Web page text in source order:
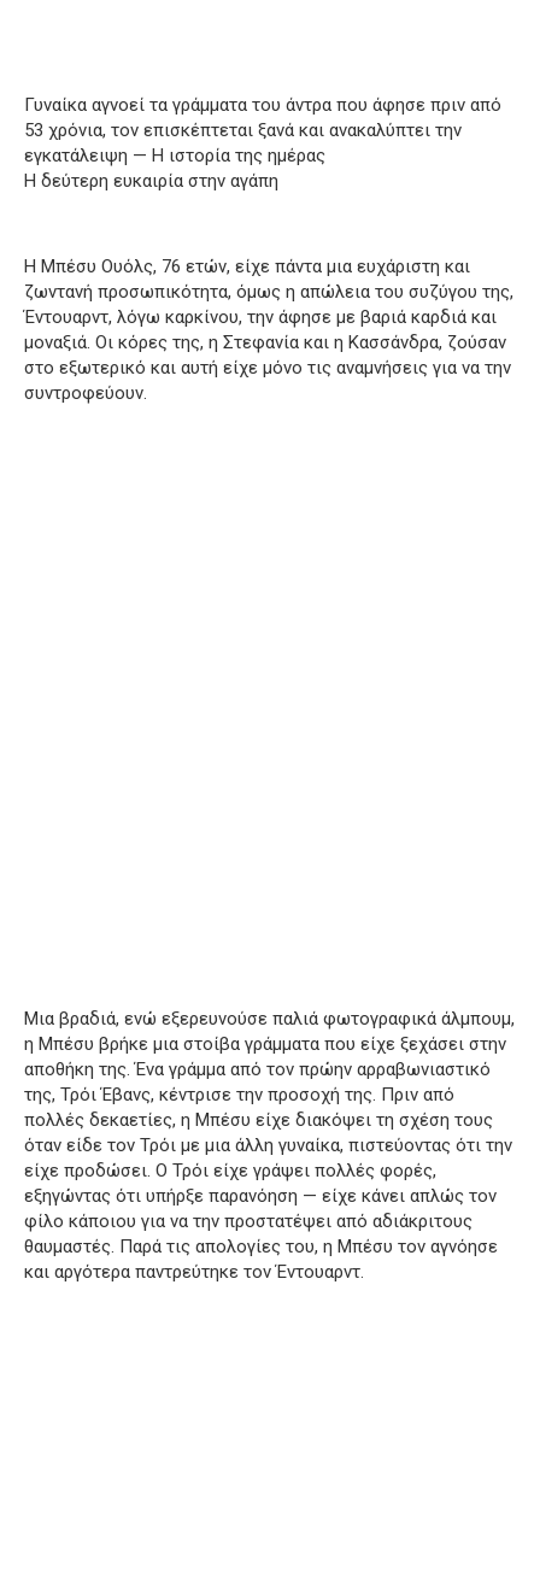
Γυναίκα αγνοεί τα γράμματα του άντρα που άφησε πριν από
53 χρόνια, τον επισκέπτεται ξανά και ανακαλύπτει την
εγκατάλειψη — Η ιστορία της ημέρας
Η δεύτερη ευκαιρία στην αγάπη
Η Μπέσυ Ουόλς, 76 ετών, είχε πάντα μια ευχάριστη και
ζωντανή προσωπικότητα, όμως η απώλεια του συζύγου της,
Έντουαρντ, λόγω καρκίνου, την άφησε με βαριά καρδιά και
μοναξιά. Οι κόρες της, η Στεφανία και η Κασσάνδρα, ζούσαν
στο εξωτερικό και αυτή είχε μόνο τις αναμνήσεις για να την
συντροφεύουν.
Μια βραδιά, ενώ εξερευνούσε παλιά φωτογραφικά άλμπουμ,
η Μπέσυ βρήκε μια στοίβα γράμματα που είχε ξεχάσει στην
αποθήκη της. Ένα γράμμα από τον πρώην αρραβωνιαστικό
της, Τρόι Έβανς, κέντρισε την προσοχή της. Πριν από
πολλές δεκαετίες, η Μπέσυ είχε διακόψει τη σχέση τους
όταν είδε τον Τρόι με μια άλλη γυναίκα, πιστεύοντας ότι την
είχε προδώσει. Ο Τρόι είχε γράψει πολλές φορές,
εξηγώντας ότι υπήρξε παρανόηση — είχε κάνει απλώς τον
φίλο κάποιου για να την προστατέψει από αδιάκριτους
θαυμαστές. Παρά τις απολογίες του, η Μπέσυ τον αγνόησε
και αργότερα παντρεύτηκε τον Έντουαρντ.